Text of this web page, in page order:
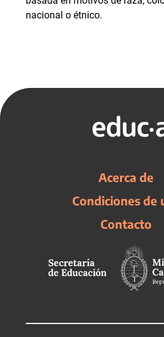
nacional o étnico.
Acerca de
Condiciones de
Contacto